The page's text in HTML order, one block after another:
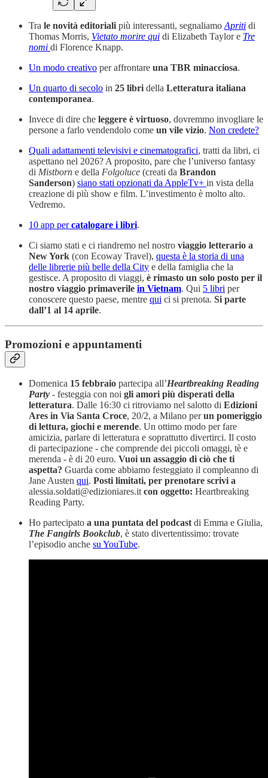
Tra le novità editoriali più interessanti, segnaliamo Apriti di
Thomas Morris, Vietato morire qui di Elizabeth Taylor e Tre
nomi di Florence Knapp.
Un modo creativo per affrontare una TBR minacciosa.
Un quarto di secolo in 25 libri della Letteratura italiana
contemporanea.
Invece di dire che leggere è virtuoso, dovremmo invogliare le
persone a farlo vendendolo come un vile vizio. Non credete?
Quali adattamenti televisivi e cinematografici, tratti da libri, ci
aspettano nel 2026? A proposito, pare che l’universo fantasy
di Mistborn e della Folgoluce (creati da Brandon
Sanderson) siano stati opzionati da AppleTv+ in vista della
creazione di più show e film. L’investimento è molto alto.
Vedremo.
10 app percatalogare i libri.
Ci siamo stati e ci riandremo nel nostro viaggio letterario a
New York (con Ecoway Travel), questa è la storia di una
delle librerie più belle della City e della famiglia che la
gestisce. A proposito di viaggi, è rimasto un solo posto per il
nostro viaggio primaverile in Vietnam. Qui 5 libri per
conoscere questo paese, mentre qui ci si prenota. Si parte
dall’1 al 14 aprile.
Promozioni e appuntamenti
Domenica 15 febbraio partecipa all’Heartbreaking Reading
Party - festeggia con noi gli amori più disperati della
letteratura. Dalle 16:30 ci ritroviamo nel salotto di Edizioni
Ares in Via Santa Croce, 20/2, a Milano perun pomeriggio
di lettura, giochi e merende. Un ottimo modo per fare
amicizia, parlare di letteratura e soprattutto divertirci. Il costo
di partecipazione - che comprende dei piccoli omaggi, tè e
merenda - è di 20 euro. Vuoi un assaggio di ciò che ti
aspetta? Guarda come abbiamo festeggiato il compleanno di
Jane Austen qui. Posti limitati, per prenotare scrivi a
alessia.soldati@edizioniares.itcon oggetto: Heartbreaking
Reading Party.
Ho partecipato a una puntata del podcastdi Emma e Giulia,
The Fangirls Bookclub, è stato divertentissimo: trovate
l’episodio anche su YouTube.